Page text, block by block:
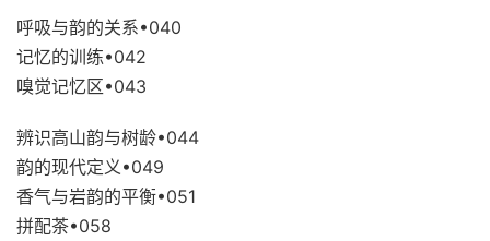
呼吸与韵的关系•040
记忆的训练•042
嗅觉记忆区•043
辨识高山韵与树龄•044
韵的现代定义•049
香气与岩韵的平衡•051
拼配茶•058